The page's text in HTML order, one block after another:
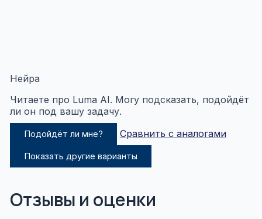
Нейра
Читаете про Luma AI. Могу подсказать, подойдёт
ли он под вашу задачу.
Подойдёт ли мне? Сравнить с аналогами
Показать другие варианты
Отзывы и оценки